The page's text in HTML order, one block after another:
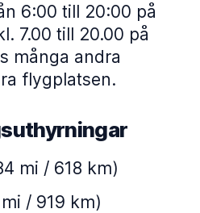
6:00 till 20:00 på
7.00 till 20.00 på
många andra
flygplatsen.
mi / 618 km)
/ 919 km)